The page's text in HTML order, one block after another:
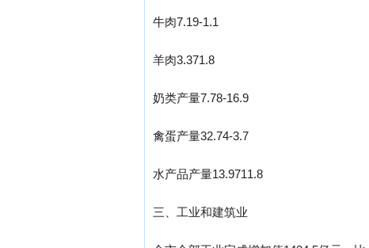
牛肉7.19-1.1
羊肉3.371.8
奶类产量7.78-16.9
禽蛋产量32.74-3.7
水产品产量13.9711.8
三、工业和建筑业